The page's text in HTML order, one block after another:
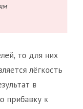
то для них
лёгкость
в
прибавку к